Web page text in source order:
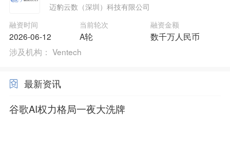
迈豹云数（深圳）科技有限公司
融资时间
2026-06-12
当前轮次
A轮
融资金额
数千万人民币
涉及机构： Ventech
最新资讯
谷歌AI权力格局一夜大洗牌